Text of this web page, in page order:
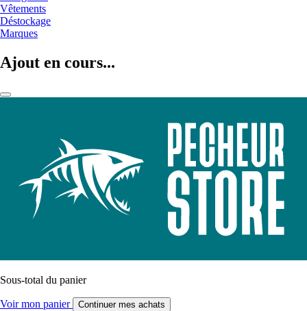
Vêtements
Déstockage
Marques
Ajout en cours...
Sous-total du panier
Voir mon panier Continuer mes achats